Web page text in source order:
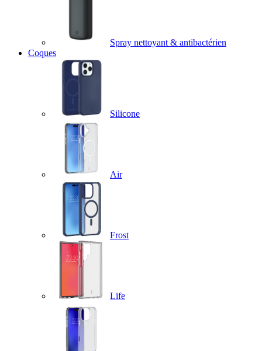
Spray nettoyant & antibactérien
Coques
Silicone
Air
Frost
Life